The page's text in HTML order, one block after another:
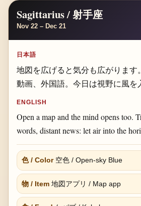
Sagittarius / 射手座
Nov 22 – Dec 21
日本語
地図を広げると気分も広がります
動画、外国語。今日は視野に風を
ENGLISH
Open a map and the mind opens too.
words, distant news: let air into the
色 / Color空色 / Open-sky Blue
物 / Item地図アプリ / Map app